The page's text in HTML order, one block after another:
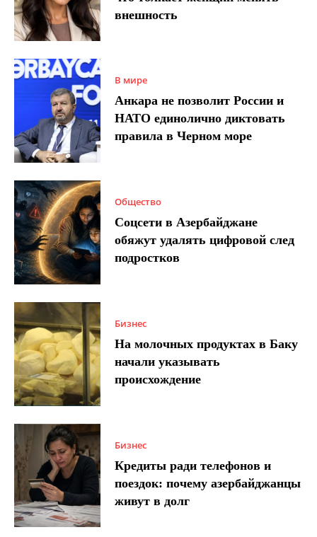
внешность
В мире
Анкара не позволит России и
НАТО единолично диктовать
правила в Черном море
Общество
Соцсети в Азербайджане
обяжут удалять цифровой след
подростков
Бизнес
На молочных продуктах в Баку
начали указывать
происхождение
Бизнес
Кредиты ради телефонов и
поездок: почему азербайджанцы
живут в долг